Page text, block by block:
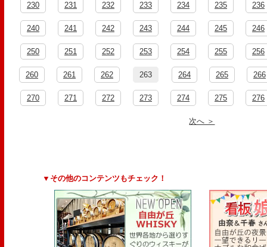
230 231 232 233 234 235 236
240 241 242 243 244 245 246
250 251 252 253 254 255 256
260 261 262 263 264 265 266
270 271 272 273 274 275 276
次へ ＞
▼その他のコンテンツもチェック！